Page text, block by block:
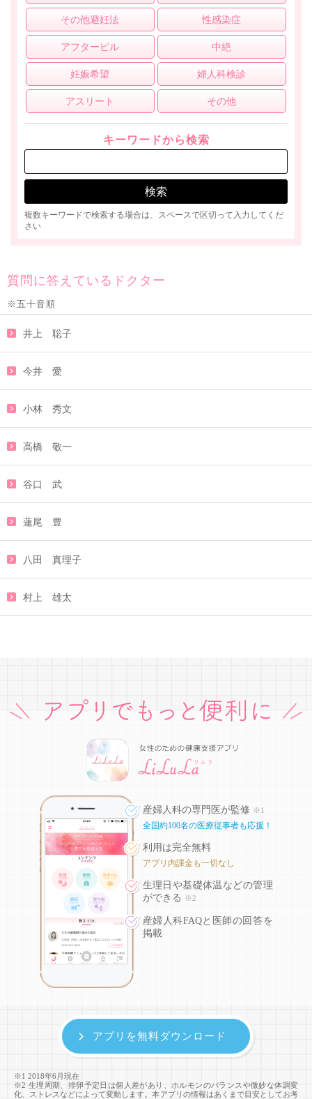
その他避妊法 性感染症
アフターピル 中絶
妊娠希望 婦人科検診
アスリート その他
キーワードから検索
複数キーワードで検索する場合は、スペースで区切って入力してくだ
さい
質問に答えているドクター
※五十音順
井上 聡子
今井 愛
小林 秀文
高橋 敬一
谷口 武
蓮尾 豊
八田 真理子
村上 雄太
産婦人科の専門医が監修 ※1
全国約100名の医療従事者も応援！
利用は完全無料
アプリ内課金も一切なし
生理日や基礎体温などの管理
ができる
※2
産婦人科FAQと医師の回答を
掲載
※1 2018年6月現在
※2 生理周期、排卵予定日は個人差があり、ホルモンのバランスや微妙な体調変
化、ストレスなどによって変動します。本アプリの情報はあくまで目安としてお考
アプリを無料ダウンロード